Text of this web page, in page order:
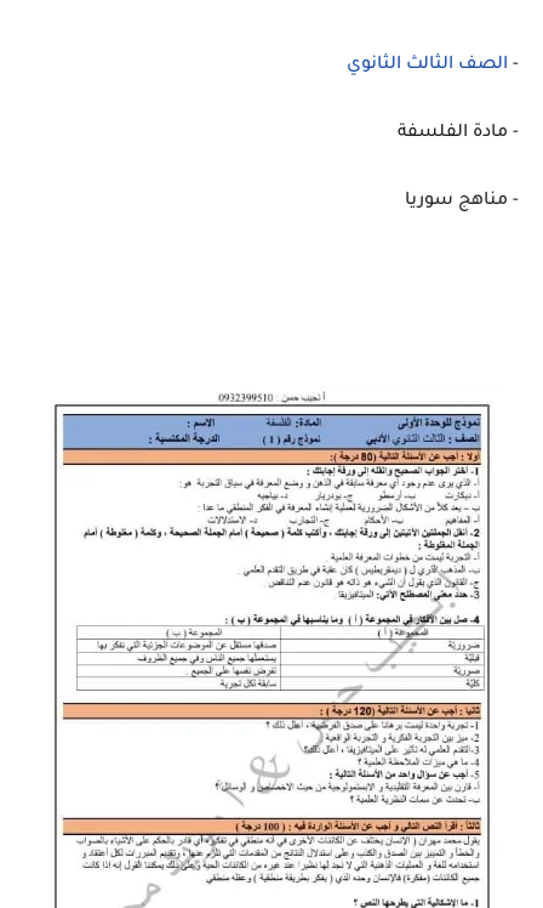
- الصف الثالث الثانوي
- مادة الفلسفة
- مناهج سوريا